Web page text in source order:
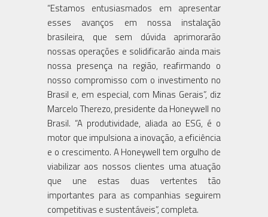
“Estamos entusiasmados em apresentar
esses avanços em nossa instalação
brasileira, que sem dúvida aprimorarão
nossas operações e solidificarão ainda mais
nossa presença na região, reafirmando o
nosso compromisso com o investimento no
Brasil e, em especial, com Minas Gerais”, diz
Marcelo Therezo, presidente da Honeywell no
Brasil. “A produtividade, aliada ao ESG, é o
motor que impulsiona a inovação, a eficiência
e o crescimento. A Honeywell tem orgulho de
viabilizar aos nossos clientes uma atuação
que une estas duas vertentes tão
importantes para as companhias seguirem
competitivas e sustentáveis”, completa.